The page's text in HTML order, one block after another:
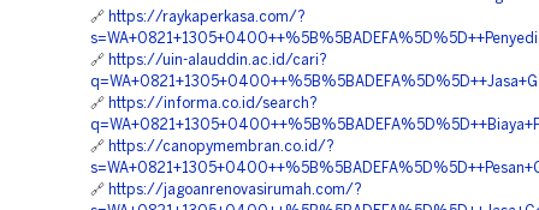
🔗 https://raykaperkasa.com/?
🔗 https://uin-alauddin.ac.id/cari?
🔗 https://informa.co.id/search?
🔗 https://canopymembran.co.id/?
🔗 https://jagoanrenovasirumah.com/?